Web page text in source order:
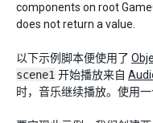
components on root
does not return a value.
以下示例脚本便使用了
scene1 开始播放来自
时，音乐继续播放。使用